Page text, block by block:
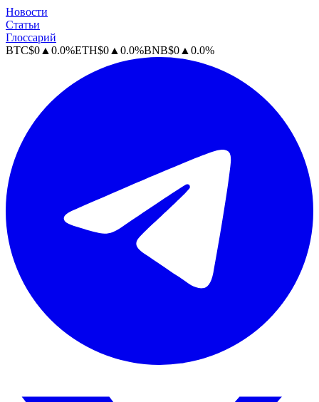
Новости
Статьи
Глоссарий
BTC$0 ▲ 0.0%ETH$0 ▲ 0.0%BNB$0 ▲ 0.0%